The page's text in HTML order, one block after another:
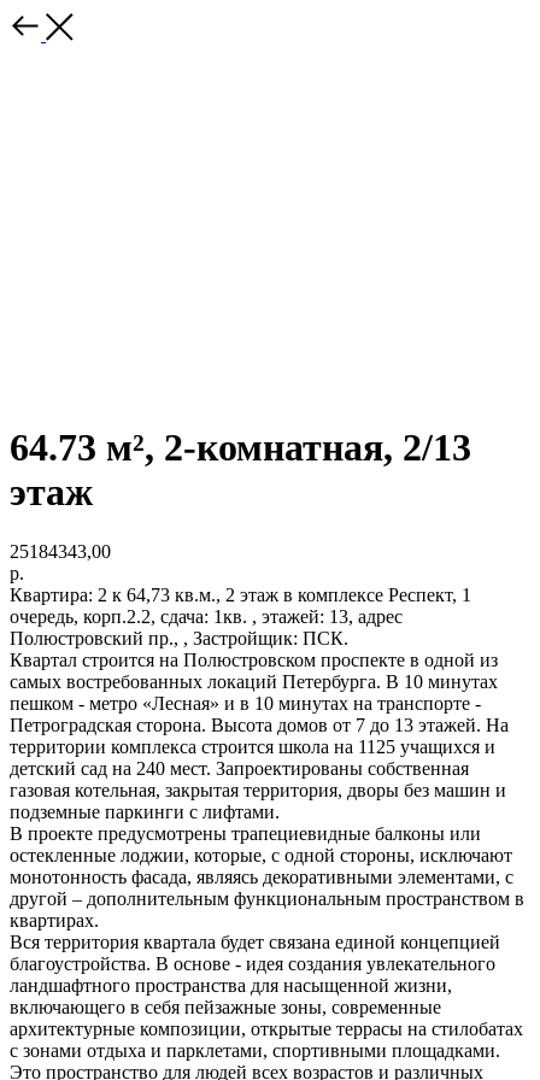
64.73 м², 2-комнатная, 2/13
этаж
25184343,00
р.
Квартира: 2 к 64,73 кв.м., 2 этаж в комплексе Респект, 1
очередь, корп.2.2, сдача: 1кв. , этажей: 13, адрес
Полюстровский пр., , Застройщик: ПСК.
Квартал строится на Полюстровском проспекте в одной из
самых востребованных локаций Петербурга. В 10 минутах
пешком - метро «Лесная» и в 10 минутах на транспорте -
Петроградская сторона. Высота домов от 7 до 13 этажей. На
территории комплекса строится школа на 1125 учащихся и
детский сад на 240 мест. Запроектированы собственная
газовая котельная, закрытая территория, дворы без машин и
подземные паркинги с лифтами.
В проекте предусмотрены трапециевидные балконы или
остекленные лоджии, которые, с одной стороны, исключают
монотонность фасада, являясь декоративными элементами, с
другой – дополнительным функциональным пространством в
квартирах.
Вся территория квартала будет связана единой концепцией
благоустройства. В основе - идея создания увлекательного
ландшафтного пространства для насыщенной жизни,
включающего в себя пейзажные зоны, современные
архитектурные композиции, открытые террасы на стилобатах
с зонами отдыха и парклетами, спортивными площадками.
Это пространство для людей всех возрастов и различных